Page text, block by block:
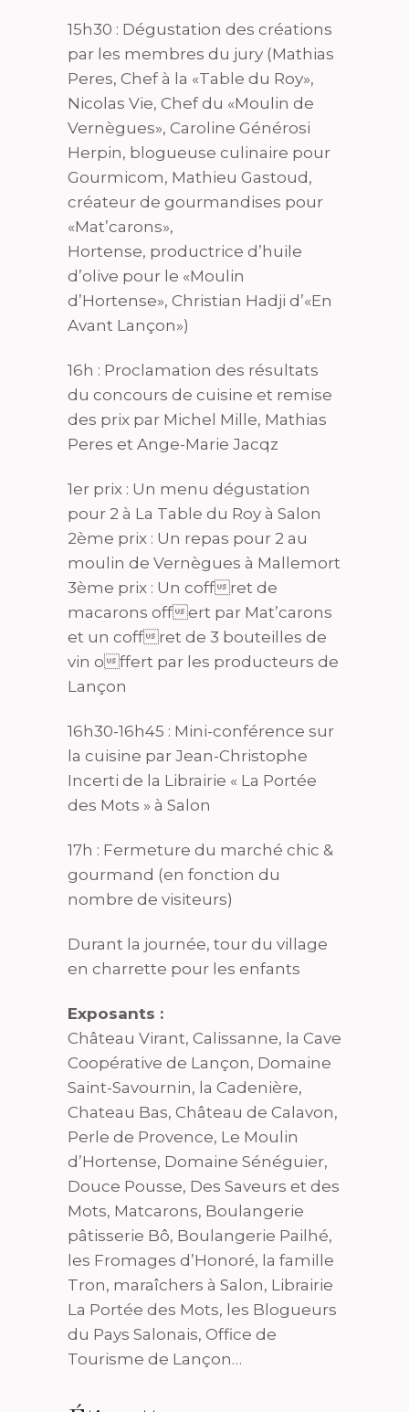
15h30 : Dégustation des créations
par les membres du jury (Mathias
Peres, Chef à la «Table du Roy»,
Nicolas Vie, Chef du «Moulin de
Vernègues», Caroline Générosi
Herpin, blogueuse culinaire pour
Gourmicom, Mathieu Gastoud,
créateur de gourmandises pour
«Mat’carons»,
Hortense, productrice d’huile
d’olive pour le «Moulin
d’Hortense», Christian Hadji d’«En
Avant Lançon»)
16h : Proclamation des résultats
du concours de cuisine et remise
des prix par Michel Mille, Mathias
Peres et Ange-Marie Jacqz
1er prix : Un menu dégustation
pour 2 à La Table du Roy à Salon
2ème prix : Un repas pour 2 au
moulin de Vernègues à Mallemort
3ème prix : Un coffret de
macarons offert par Mat’carons
et un coffret de 3 bouteilles de
vin offert par les producteurs de
Lançon
16h30-16h45 : Mini-conférence sur
la cuisine par Jean-Christophe
Incerti de la Librairie « La Portée
des Mots » à Salon
17h : Fermeture du marché chic &
gourmand (en fonction du
nombre de visiteurs)
Durant la journée, tour du village
en charrette pour les enfants
Exposants :
Château Virant, Calissanne, la Cave
Coopérative de Lançon, Domaine
Saint-Savournin, la Cadenière,
Chateau Bas, Château de Calavon,
Perle de Provence, Le Moulin
d’Hortense, Domaine Sénéguier,
Douce Pousse, Des Saveurs et des
Mots, Matcarons, Boulangerie
pâtisserie Bô, Boulangerie Pailhé,
les Fromages d’Honoré, la famille
Tron, maraîchers à Salon, Librairie
La Portée des Mots, les Blogueurs
du Pays Salonais, Office de
Tourisme de Lançon…